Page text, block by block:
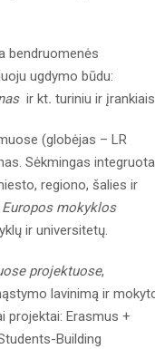
bendruomenės
ugdymo būdu:
ir kt. turiniu ir
(globėjas – LR
Sėkmingas
regiono, šalies ir
mokyklos
ir universitetų.
projektuose,
lavinimą ir
projektai: Erasmus +
Building